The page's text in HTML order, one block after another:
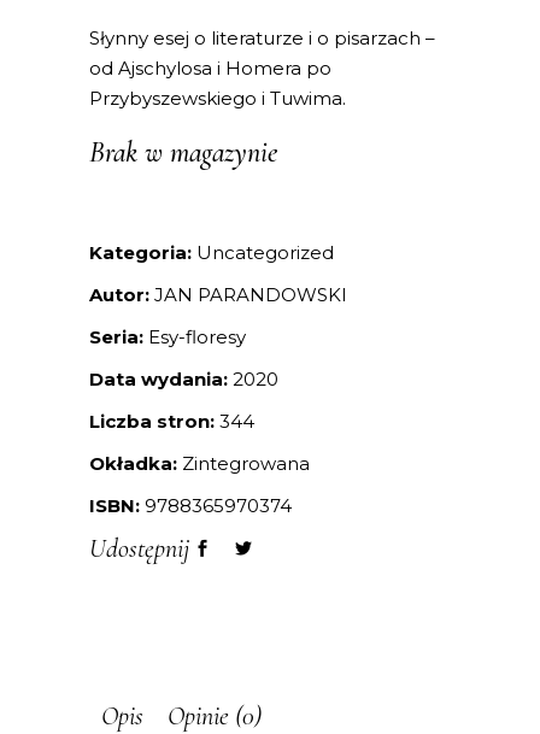
Słynny esej o literaturze i o pisarzach –
od Ajschylosa i Homera po
Przybyszewskiego i Tuwima.
Brak w magazynie
Kategoria: Uncategorized
Autor: JAN PARANDOWSKI
Seria: Esy-floresy
Data wydania: 2020
Liczba stron: 344
Okładka: Zintegrowana
ISBN: 9788365970374
Udostępnij
Opis Opinie (0)